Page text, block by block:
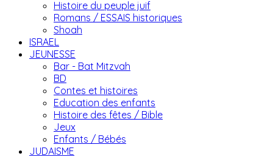
Histoire du peuple juif
Romans / ESSAIS historiques
Shoah
ISRAEL
JEUNESSE
Bar - Bat Mitzvah
BD
Contes et histoires
Education des enfants
Histoire des fêtes / Bible
Jeux
Enfants / Bébés
JUDAISME